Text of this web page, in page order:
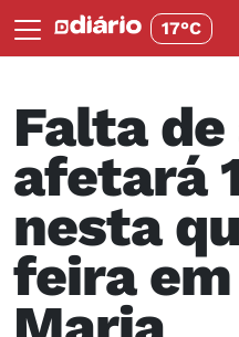
17°C
Falta de
afetará
nesta
feira